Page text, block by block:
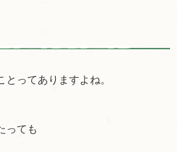
ってありますよね。
っても